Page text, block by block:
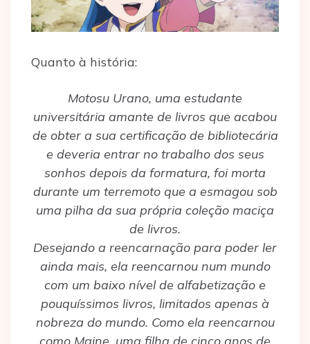
Quanto à história:
Motosu Urano, uma estudante
universitária amante de livros que acabou
de obter a sua certificação de bibliotecária
e deveria entrar no trabalho dos seus
sonhos depois da formatura, foi morta
durante um terremoto que a esmagou sob
uma pilha da sua própria coleção maciça
de livros.
Desejando a reencarnação para poder ler
ainda mais, ela reencarnou num mundo
com um baixo nível de alfabetização e
pouquíssimos livros, limitados apenas à
nobreza do mundo. Como ela reencarnou
como Maine, uma filha de cinco anos de